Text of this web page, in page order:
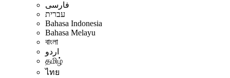
فارسی
עברית
Bahasa Indonesia
Bahasa Melayu
বাংলা
اردو
தமிழ்
ไทย